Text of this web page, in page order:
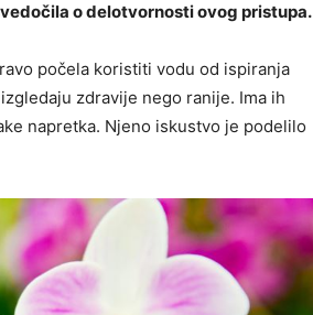
o delotvornosti ovog pristupa.
počela koristiti vodu od ispiranja
zdravije nego ranije. Ima ih
napretka. Njeno iskustvo je podelilo